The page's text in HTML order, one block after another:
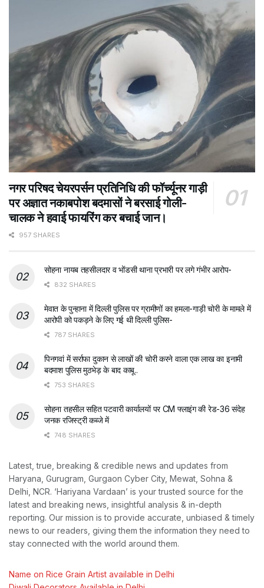
नगर परिषद चेयरपर्सन प्रतिनिधि की फॉर्च्यूनर गाड़ी
पर अज्ञात नकाबपोश बदमासों ने बरसाई गोली-
चालक ने हवाई फायरिंग कर बचाई जान।
957 SHARES
सोहना नायब तहसीलदार व भोंडसी थाना प्रभारी पर लगे गंभीर आरोप-
832 SHARES
मेवात के पुन्हाना में दिल्ली पुलिस पर ग्रामीणों का हमला-गाड़ी चोरी के मामले में
आरोपी को पकड़ने के लिए गई थी दिल्ली पुलिस-
787 SHARES
पिनगवां में सर्राफा दुकान से लाखों की चोरी करने वाला एक लाख का इनामी
बदमाश पुलिस मुठभेड़ के बाद काबू..
753 SHARES
सोहना तहसील सहित पटवारी कार्यालयों पर CM फ्लाइंग की रेड-36 संदेह
जनक रजिस्ट्री कब्जे में
748 SHARES
Latest, true, breaking & credible news and updates from
Haryana, Gurugram, Gurgaon Cyber City, Mewat, Sohna &
Delhi, NCR. ‘Hariyana Vardaan’ is your trusted source for the
latest and breaking news, insightful analysis & in-depth
reporting. Our mission is to provide accurate, unbiased & timely
news to our readers, giving them the information they need to
stay connected with the world around them.
Name on Rice Grain Artist available in Delhi